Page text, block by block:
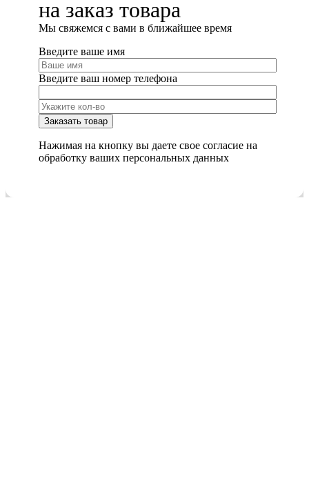
на заказ товара
Мы cвяжемся с вами в ближайшее время
Введите ваше имя
Введите ваш номер телефона
Нажимая на кнопку вы даете свое согласие на
обработку ваших персональных данных